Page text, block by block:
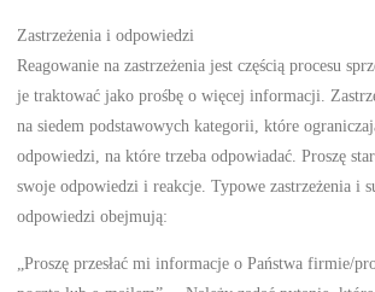
Zastrzeżenia i odpowiedzi
Reagowanie na zastrzeżenia jest częścią procesu
je traktować jako prośbę o więcej informacji.
na siedem podstawowych kategorii, które
odpowiedzi, na które trzeba odpowiadać. Proszę
swoje odpowiedzi i reakcje. Typowe zastrzeżenia i
odpowiedzi obejmują:
„Proszę przesłać mi informacje o Państwa firmie/